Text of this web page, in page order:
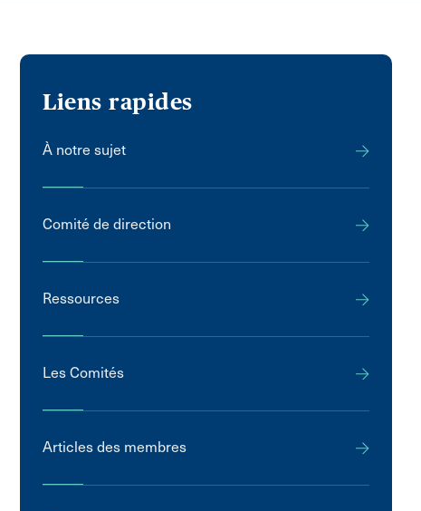
Liens rapides
À notre sujet
Comité de direction
Ressources
Les Comités
Articles des membres